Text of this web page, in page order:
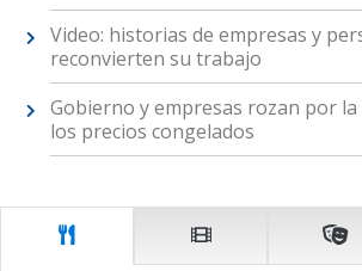
Video: historias de empresas y
reconvierten su trabajo
Gobierno y empresas rozan por
los precios congelados